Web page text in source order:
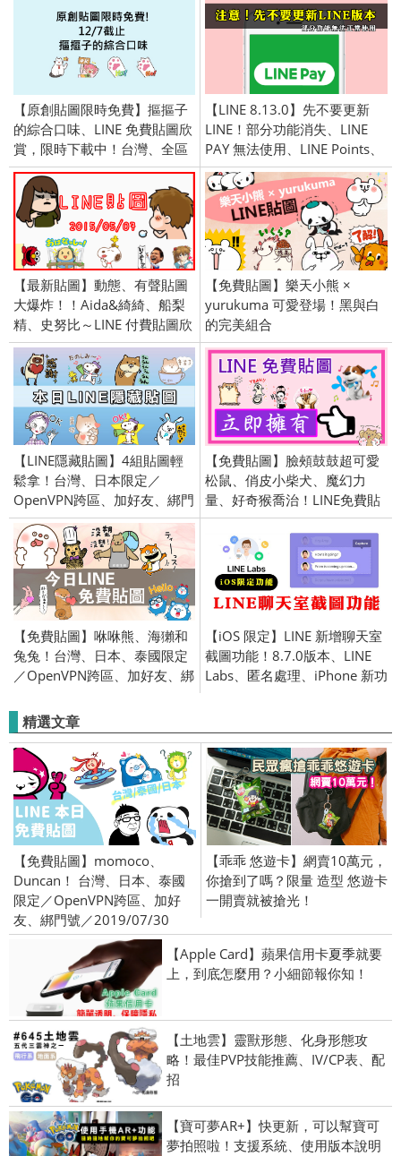
【原創貼圖限時免費】摳摳子
的綜合口味、LINE 免費貼圖欣
賞，限時下載中！台灣、全區
限定
【LINE 8.13.0】先不要更新
LINE！部分功能消失、LINE
PAY 無法使用、LINE Points、
LINE購物消失、Androis
8.13.3
【最新貼圖】動態、有聲貼圖
大爆炸！！Aida&綺綺、船梨
精、史努比～LINE 付費貼圖欣
賞！台灣、全區限定／
openVPN 跨區／2015/5/07
【免費貼圖】樂天小熊 ×
yurukuma 可愛登場！黑與白
的完美組合
【LINE隱藏貼圖】4組貼圖輕
鬆拿！台灣、日本限定／
OpenVPN跨區、加好友、綁門
號／2024/02/21
【免費貼圖】臉頰鼓鼓超可愛
松鼠、俏皮小柴犬、魔幻力
量、好奇猴喬治！LINE免費貼
圖欣賞！日本、台灣、泰國、
伊朗限定／openVPN跨區、加
好友、綁門號／2015/11/24
【免費貼圖】咻咻熊、海獺和
兔兔！台灣、日本、泰國限定
／OpenVPN跨區、加好友、綁
【iOS 限定】LINE 新增聊天室
截圖功能！8.7.0版本、LINE
Labs、匿名處理、iPhone 新功
精選文章
【免費貼圖】momoco、
Duncan！ 台灣、日本、泰國
限定／OpenVPN跨區、加好
友、綁門號／2019/07/30
【乖乖 悠遊卡】網賣10萬元，
你搶到了嗎？限量 造型 悠遊卡
一開賣就被搶光！
【Apple Card】蘋果信用卡夏季就要
上，到底怎麼用？小細節報你知！
【土地雲】靈獸形態、化身形態攻
略！最佳PVP技能推薦、IV/CP表、配
招
【寶可夢AR+】快更新，可以幫寶可
夢拍照啦！支援系統、使用版本說明